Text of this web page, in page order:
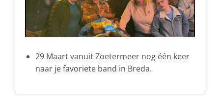
29 Maart vanuit Zoetermeer nog één keer
naar je favoriete band in Breda.